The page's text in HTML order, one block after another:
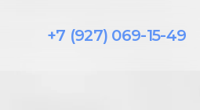
+7 (927) 069-15-49